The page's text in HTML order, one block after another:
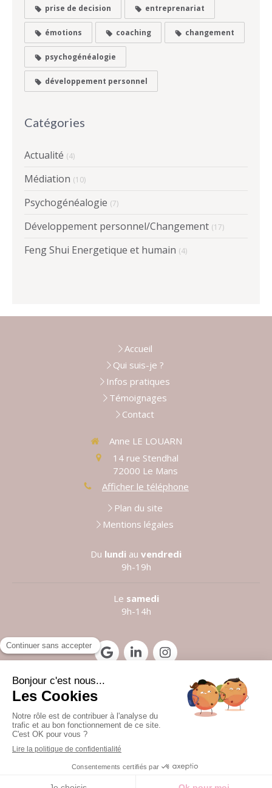
prise de decision entreprenariat
émotions coaching changement
psychogénéalogie
développement personnel
Catégories
Actualité (4)
Médiation (10)
Psychogénéalogie (7)
Développement personnel/Changement (17)
Feng Shui Energetique et humain (4)
Accueil
Qui suis-je ?
Infos pratiques
Témoignages
Contact
Anne LE LOUARN
14 rue Stendhal
72000 Le Mans
Afficher le téléphone
Plan du site
Mentions légales
Du lundi au vendredi
9h-19h
Le samedi
9h-14h
Prendre rendez-vous
©2021 Anne LE LOUARN
Création et référencement du site par Simplébo
Site partenaire deInstitut Cassiopée